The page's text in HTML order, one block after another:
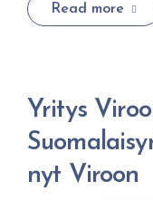
Read more
Yritys
nyt Viroon